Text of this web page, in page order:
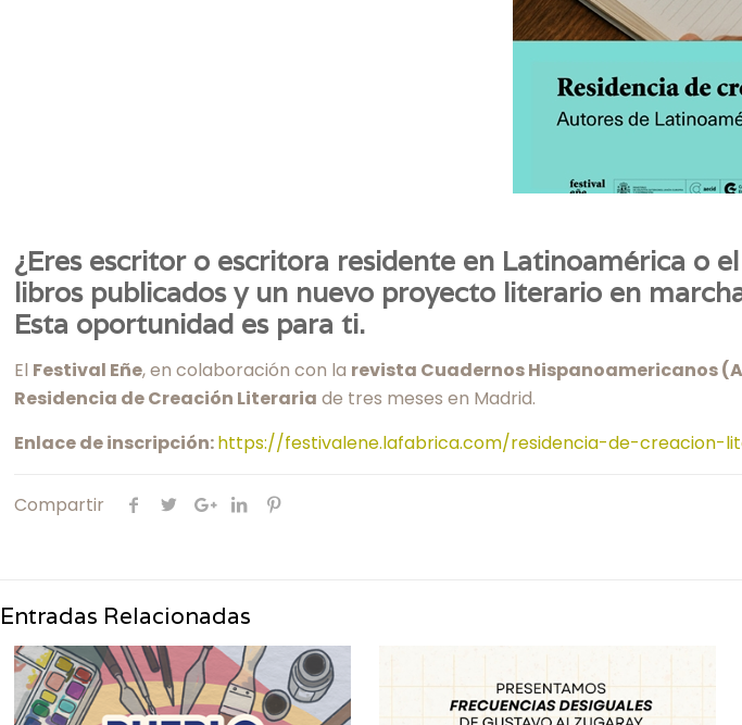
¿Eres escritor o escritora residente en Latinoamérica o
libros publicados y un nuevo proyecto literario en
Esta oportunidad es para ti.
El Festival Eñe, en colaboración con la revista Cuadernos Hispanoamericanos
Residencia de Creación Literaria de tres meses en Madrid.
Enlace de inscripción:https://festivalene.lafabrica.com/residencia-de-creacion-
Compartir
Entradas Relacionadas